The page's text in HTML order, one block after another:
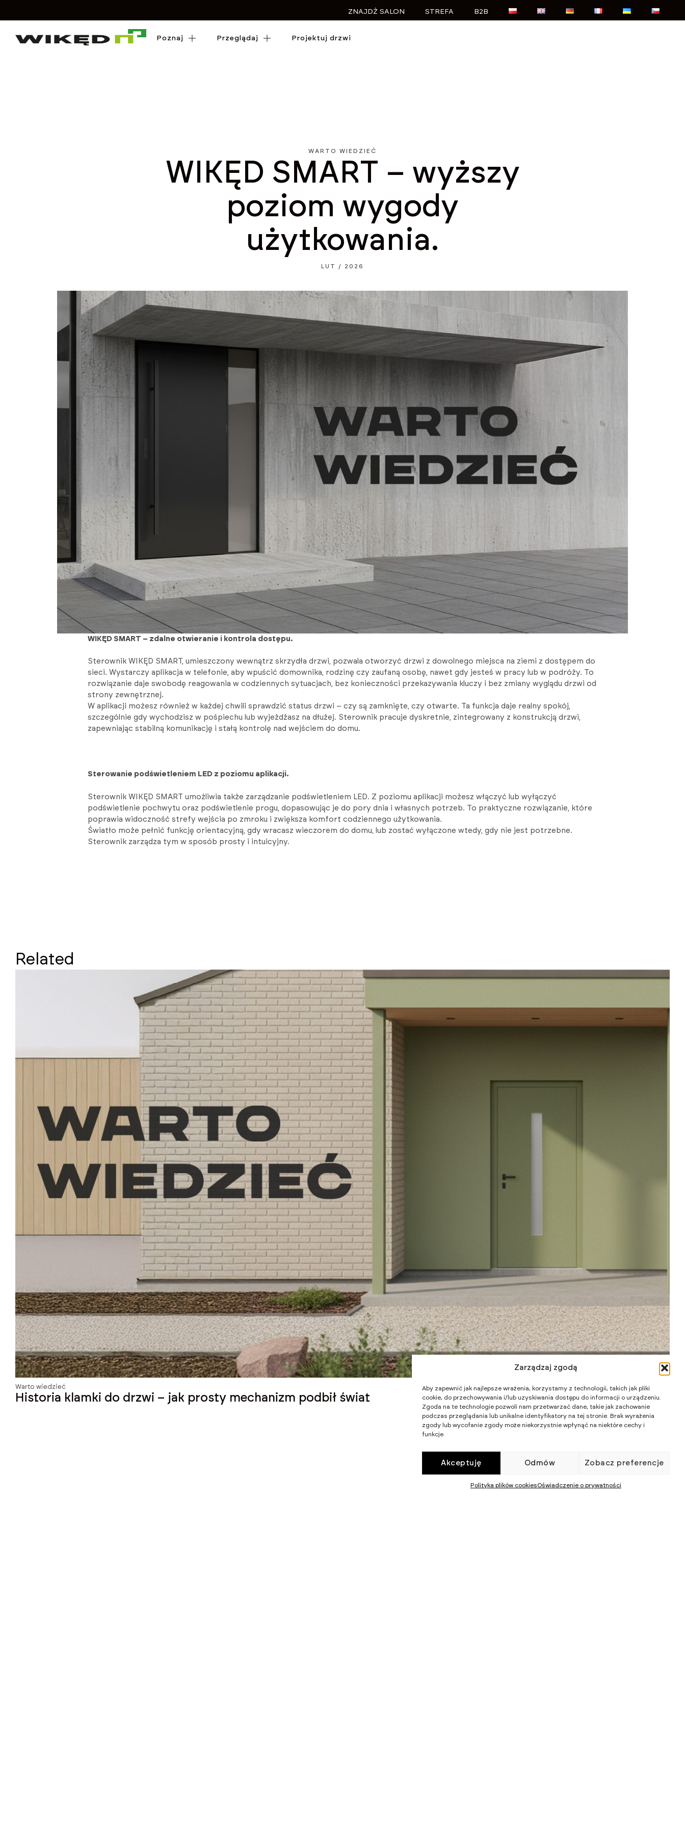
Zarządzaj zgodą
Aby zapewnić jak najlepsze wrażenia, korzystamy z technologii, takich jak pliki
cookie, do przechowywania i/lub uzyskiwania dostępu do informacji o urządzeniu.
Zgoda na te technologie pozwoli nam przetwarzać dane, takie jak zachowanie
podczas przeglądania lub unikalne identyfikatory na tej stronie. Brak wyrażenia
zgody lub wycofanie zgody może niekorzystnie wpłynąć na niektóre cechy i
funkcje.
Akceptuję Odmów Zobacz preferencje
Polityka plików cookiesOświadczenie o prywatności
ZNAJDŹ SALON STREFA B2B
Poznaj Przeglądaj Projektuj drzwi
Poznaj Przeglądaj Projektuj drzwi
WARTO WIEDZIEĆ
WIKĘD SMART – wyższy
poziom wygody
użytkowania.
LUT / 2026
WIKĘD SMART – zdalne otwieranie i kontrola dostępu.
Sterownik WIKĘD SMART, umieszczony wewnątrz skrzydła drzwi, pozwala otworzyć drzwi z dowolnego miejsca na ziemi z dostępem do
sieci. Wystarczy aplikacja w telefonie, aby wpuścić domownika, rodzinę czy zaufaną osobę, nawet gdy jesteś w pracy lub w podróży. To
rozwiązanie daje swobodę reagowania w codziennych sytuacjach, bez konieczności przekazywania kluczy i bez zmiany wyglądu drzwi od
strony zewnętrznej.
W aplikacji możesz również w każdej chwili sprawdzić status drzwi – czy są zamknięte, czy otwarte. Ta funkcja daje realny spokój,
szczególnie gdy wychodzisz w pośpiechu lub wyjeżdżasz na dłużej. Sterownik pracuje dyskretnie, zintegrowany z konstrukcją drzwi,
zapewniając stabilną komunikację i stałą kontrolę nad wejściem do domu.
Sterowanie podświetleniem LED z poziomu aplikacji.
Sterownik WIKĘD SMART umożliwia także zarządzanie podświetleniem LED. Z poziomu aplikacji możesz włączyć lub wyłączyć
podświetlenie pochwytu oraz podświetlenie progu, dopasowując je do pory dnia i własnych potrzeb. To praktyczne rozwiązanie, które
poprawia widoczność strefy wejścia po zmroku i zwiększa komfort codziennego użytkowania.
Światło może pełnić funkcję orientacyjną, gdy wracasz wieczorem do domu, lub zostać wyłączone wtedy, gdy nie jest potrzebne.
Sterownik zarządza tym w sposób prosty i intuicyjny.
Related
Warto wiedzieć
Historia klamki do drzwi – jak prosty mechanizm podbił świat